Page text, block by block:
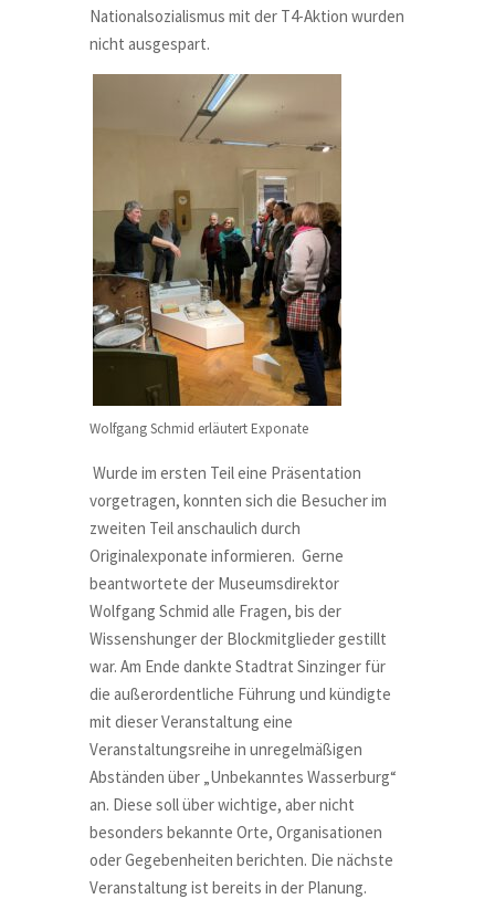
Nationalsozialismus mit der T4-Aktion wurden
nicht ausgespart.
Wolfgang Schmid erläutert Exponate
Wurde im ersten Teil eine Präsentation
vorgetragen, konnten sich die Besucher im
zweiten Teil anschaulich durch
Originalexponate informieren. Gerne
beantwortete der Museumsdirektor
Wolfgang Schmid alle Fragen, bis der
Wissenshunger der Blockmitglieder gestillt
war. Am Ende dankte Stadtrat Sinzinger für
die außerordentliche Führung und kündigte
mit dieser Veranstaltung eine
Veranstaltungsreihe in unregelmäßigen
Abständen über „Unbekanntes Wasserburg“
an. Diese soll über wichtige, aber nicht
besonders bekannte Orte, Organisationen
oder Gegebenheiten berichten. Die nächste
Veranstaltung ist bereits in der Planung.